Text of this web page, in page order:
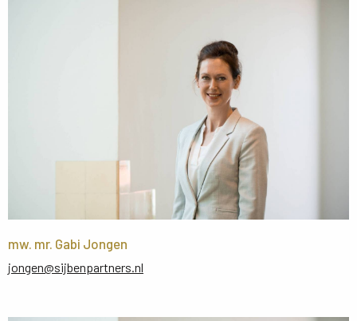
mw. mr. Gabi Jongen
jongen@sijbenpartners.nl